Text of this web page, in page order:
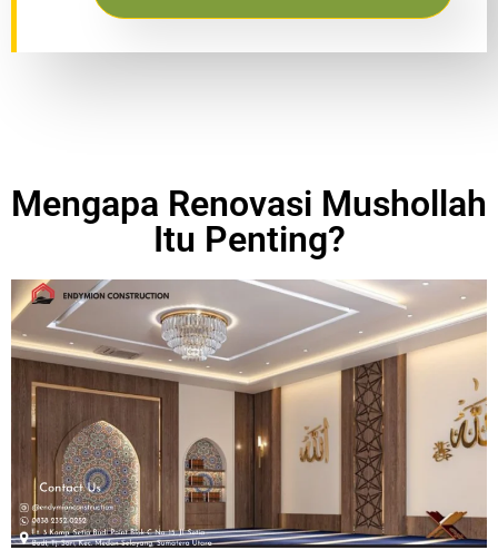
Mengapa Renovasi Mushollah
Itu Penting?